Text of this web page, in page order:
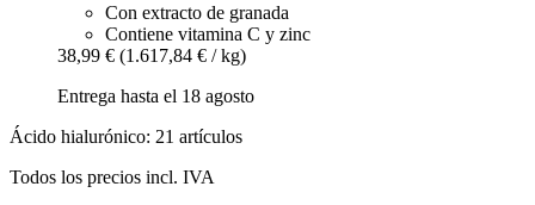
Con extracto de granada
Contiene vitamina C y zinc
38,99 € (1.617,84 € / kg)
Entrega hasta el 18 agosto
Ácido hialurónico: 21 artículos
Todos los precios incl. IVA